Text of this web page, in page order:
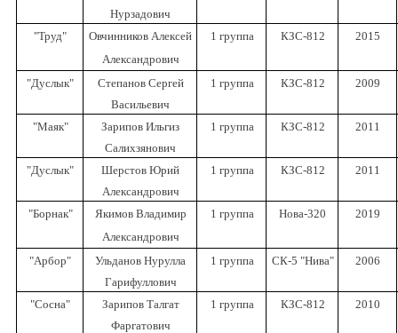
Нурзадович
"Труд"
Овчинников Алексей
Александрович
1 группа КЗС-812 2015
"Дуслык"
Степанов Сергей
Васильевич
1 группа КЗС-812 2009
"Маяк"
Зарипов Ильгиз
Салихзянович
1 группа КЗС-812 2011
"Дуслык"
Шерстов Юрий
Александрович
1 группа КЗС-812 2011
"Борнак"
Якимов Владимир
Александрович
1 группа Нова-320 2019
"Арбор"
Ульданов Нурулла
Гарифуллович
1 группа СК-5 "Нива" 2006
"Сосна"
Зарипов Талгат
Фаргатович
1 группа КЗС-812 2010